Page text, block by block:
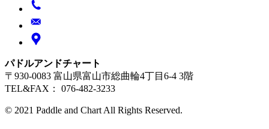
パドルアンドチャート
〒930-0083 富山県富山市総曲輪4丁目6-4 3階
TEL&FAX： 076-482-3233
© 2021 Paddle and Chart All Rights Reserved.